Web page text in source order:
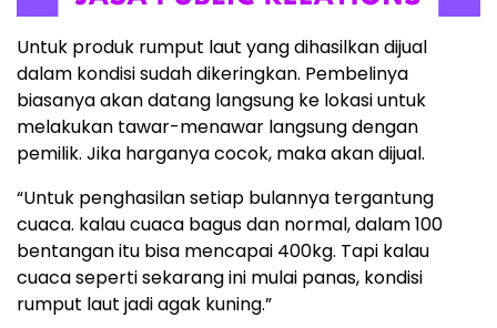
Untuk produk rumput laut yang dihasilkan dijual
dalam kondisi sudah dikeringkan. Pembelinya
biasanya akan datang langsung ke lokasi untuk
melakukan tawar-menawar langsung dengan
pemilik. Jika harganya cocok, maka akan dijual.
“Untuk penghasilan setiap bulannya tergantung
cuaca. kalau cuaca bagus dan normal, dalam 100
bentangan itu bisa mencapai 400kg. Tapi kalau
cuaca seperti sekarang ini mulai panas, kondisi
rumput laut jadi agak kuning.”